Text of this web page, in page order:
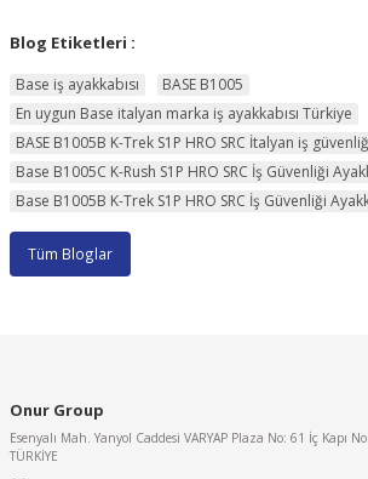
Blog Etiketleri :
Base iş ayakkabısı
BASE B1005
En uygun Base italyan marka iş ayakkabısı Türkiye
BASE B1005B K-Trek S1P HRO SRC İtalyan iş
Base B1005C K-Rush S1P HRO SRC İş Güvenliği
Base B1005B K-Trek S1P HRO SRC İş Güvenliği
Tüm Bloglar
Onur Group
Esenyalı Mah. Yanyol Caddesi VARYAP Plaza No: 61 İç Kapı
TÜRKİYE